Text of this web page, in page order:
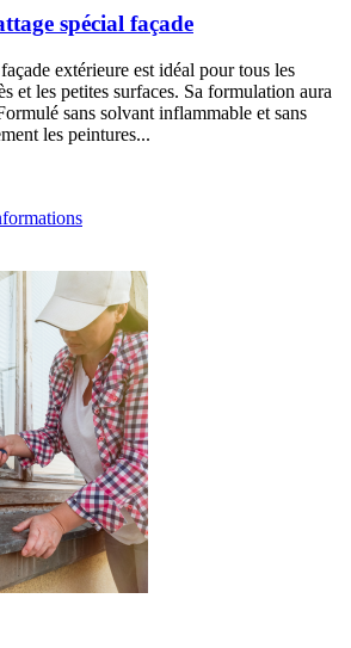
spécial façade
extérieure est idéal pour tous les
et les petites surfaces. Sa formulation aura
sans solvant inflammable et sans
les peintures...